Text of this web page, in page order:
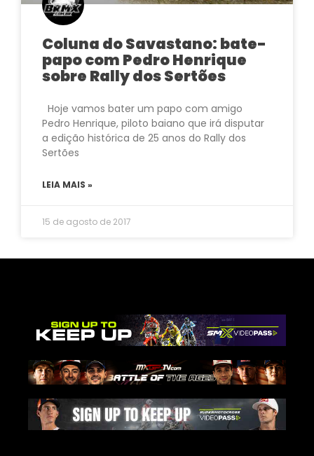
Coluna do Savastano: bate-
papo com Pedro Henrique
sobre Rally dos Sertões
Hoje vamos bater um papo com amigo
Pedro Henrique, piloto baiano que irá disputar
a edição histórica de 25 anos do Rally dos
Sertões
LEIA MAIS »
15 de agosto de 2017